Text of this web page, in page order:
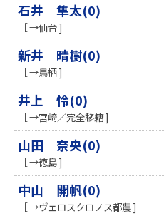
石井 隼太(0)
［ →仙台 ]
新井 晴樹(0)
［ →鳥栖 ]
井上 怜(0)
［ →宮崎／完全移籍 ]
山田 奈央(0)
［ →徳島 ]
中山 開帆(0)
［ →ヴェロスクロノス都農 ]